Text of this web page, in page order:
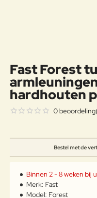
Fast Forest
hardhouten
Bestel met de
0
Binnen 2 - 8 weken bij
Merk: Fast
Model: Forest